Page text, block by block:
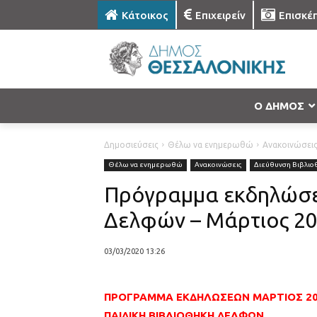
Κάτοικος Επιχειρείν
Ο ΔΗΜΟΣ
Δημοσιεύσεις Θέλω να ενημερωθώ Ανακοινώσεις
Θέλω να ενημερωθώ Ανακοινώσεις Διεύθυνση
Πρόγραμμα
Δελφών – Μάρτιος
03/03/2020 13:26
ΠΡΟΓΡΑΜΜΑ ΕΚΔΗΛΩΣΕΩΝ ΜΑΡΤΙΟΣ